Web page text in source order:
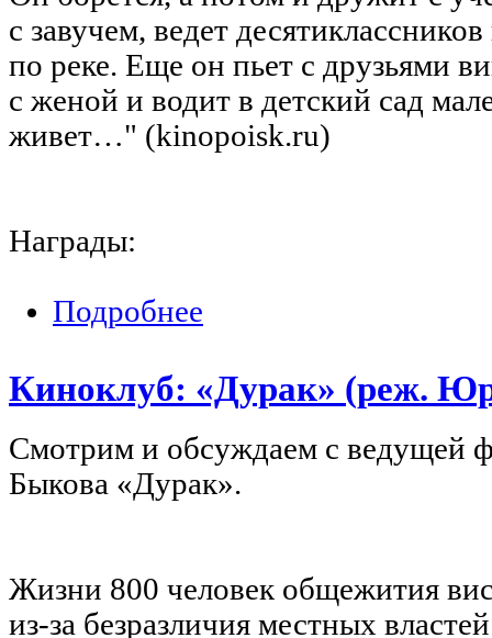
с завучем, ведет
по реке. Еще он пьет с друзьями
с женой и водит в детский сад
живет…" (kinopoisk.ru)
Награды:
Подробнее
Киноклуб: «Дурак» (реж.
Смотрим и обсуждаем с ведущей
Быкова «Дурак».
Жизни 800 человек общежития
из-за безразличия местных